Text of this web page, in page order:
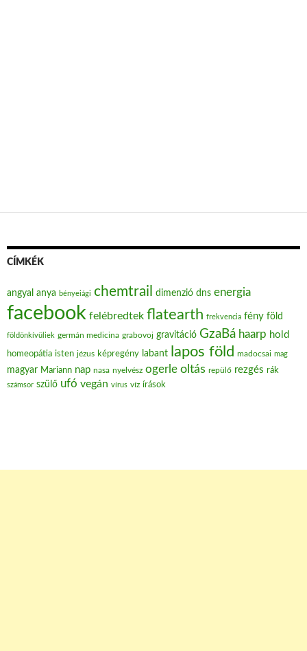
CÍMKÉK
angyal anya bényeiági chemtrail dimenzió dns energia
facebook felébredtek flatearth frekvencia fény föld
földönkívüliek germán medicina grabovoj gravitáció GzaBá haarp hold
homeopátia isten jézus képregény labant lapos föld madocsai mag
magyar Mariann nap nasa nyelvész ogerle oltás repülő rezgés rák
számsor szülő ufó vegán vírus víz írások